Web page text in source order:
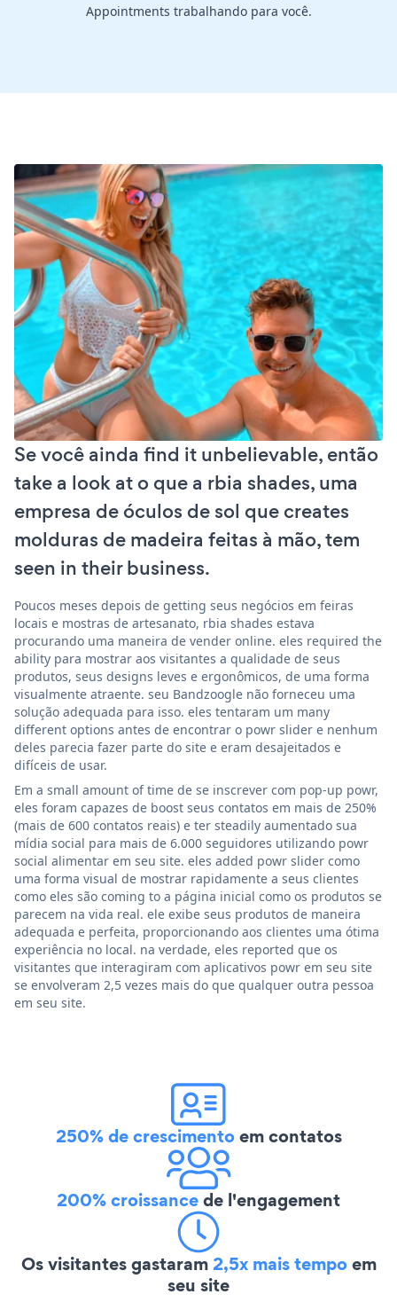
Appointments trabalhando para você.
Se você ainda find it unbelievable, então
take a look at o que a rbia shades, uma
empresa de óculos de sol que creates
molduras de madeira feitas à mão, tem
seen in their business.
Poucos meses depois de getting seus negócios em feiras
locais e mostras de artesanato, rbia shades estava
procurando uma maneira de vender online. eles required the
ability para mostrar aos visitantes a qualidade de seus
produtos, seus designs leves e ergonômicos, de uma forma
visualmente atraente. seu Bandzoogle não forneceu uma
solução adequada para isso. eles tentaram um many
different options antes de encontrar o powr slider e nenhum
deles parecia fazer parte do site e eram desajeitados e
difíceis de usar.
Em a small amount of time de se inscrever com pop-up powr,
eles foram capazes de boost seus contatos em mais de 250%
(mais de 600 contatos reais) e ter steadily aumentado sua
mídia social para mais de 6.000 seguidores utilizando powr
social alimentar em seu site. eles added powr slider como
uma forma visual de mostrar rapidamente a seus clientes
como eles são coming to a página inicial como os produtos se
parecem na vida real. ele exibe seus produtos de maneira
adequada e perfeita, proporcionando aos clientes uma ótima
experiência no local. na verdade, eles reported que os
visitantes que interagiram com aplicativos powr em seu site
se envolveram 2,5 vezes mais do que qualquer outra pessoa
em seu site.
250% de crescimentoem contatos
200% croissancede l'engagement
Os visitantes gastaram2,5x mais tempoem
seu site